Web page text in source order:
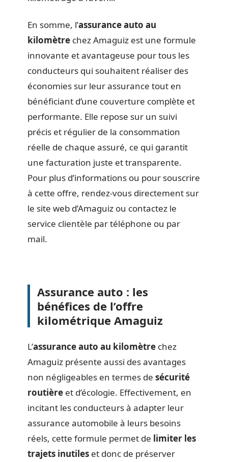
En somme, l’assurance auto au
kilomètre chez Amaguiz est une formule
innovante et avantageuse pour tous les
conducteurs qui souhaitent réaliser des
économies sur leur assurance tout en
bénéficiant d’une couverture complète et
performante. Elle repose sur un suivi
précis et régulier de la consommation
réelle de chaque assuré, ce qui garantit
une facturation juste et transparente.
Pour plus d’informations ou pour souscrire
à cette offre, rendez-vous directement sur
le site web d’Amaguiz ou contactez le
service clientèle par téléphone ou par
mail.
Assurance auto : les
bénéfices de l’offre
kilométrique Amaguiz
L’assurance auto au kilomètre chez
Amaguiz présente aussi des avantages
non négligeables en termes de sécurité
routière et d’écologie. Effectivement, en
incitant les conducteurs à adapter leur
assurance automobile à leurs besoins
réels, cette formule permet de limiter les
trajets inutiles et donc de préserver